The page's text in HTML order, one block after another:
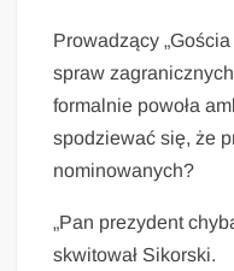
Prowadzący
spraw
formalnie powoła
spodziewać się, że
nominowanych?
„Pan prezydent
skwitował Sikorski.